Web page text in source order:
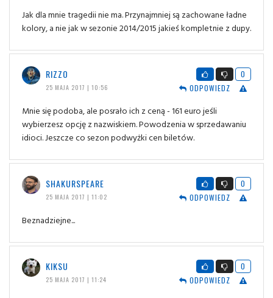
Jak dla mnie tragedii nie ma. Przynajmniej są zachowane ładne
kolory, a nie jak w sezonie 2014/2015 jakieś kompletnie z dupy.
RIZZO
25 MAJA 2017 | 10:56
0
ODPOWIEDZ
Mnie się podoba, ale posrało ich z ceną - 161 euro jeśli
wybierzesz opcję z nazwiskiem. Powodzenia w sprzedawaniu
idioci. Jeszcze co sezon podwyżki cen biletów.
SHAKURSPEARE
25 MAJA 2017 | 11:02
0
ODPOWIEDZ
Beznadziejne...
KIKSU
25 MAJA 2017 | 11:24
0
ODPOWIEDZ